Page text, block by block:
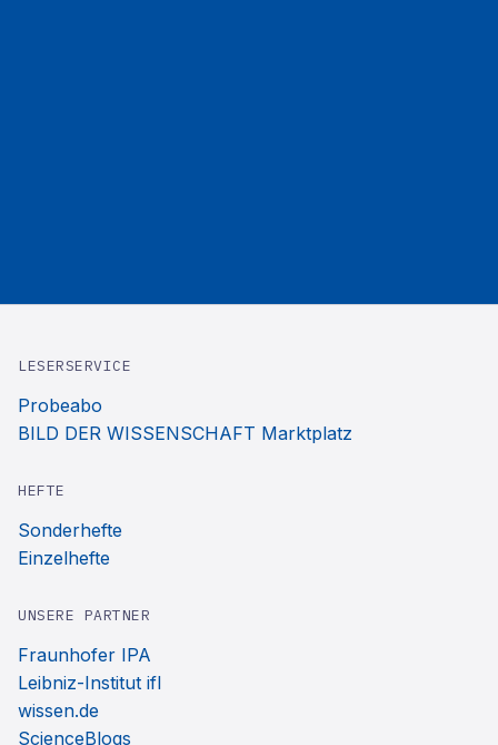
LESERSERVICE
Probeabo
BILD DER WISSENSCHAFT Marktplatz
HEFTE
Sonderhefte
Einzelhefte
UNSERE PARTNER
Fraunhofer IPA
Leibniz-Institut ifl
wissen.de
ScienceBlogs